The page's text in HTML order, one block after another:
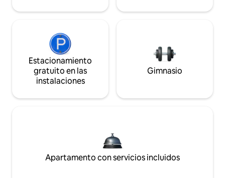
Estacionamiento
gratuito en las
instalaciones
Gimnasio
Apartamento con servicios incluidos